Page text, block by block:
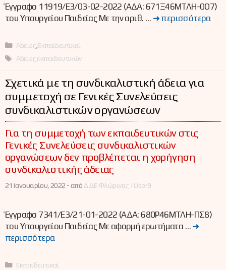
Έγγραφο 11919/Ε3/03-02-2022 (ΑΔΑ: 671Ξ46ΜΤΛΗ-0Ο7)
του Υπουργείου Παιδείας Με την αριθ. … ➜ περισσότερα
Κατηγορίες
Άδειες Εκπαιδευτικοί
Ετικέτες
Άδειες εκπαιδευτικών
Σχετικά με τη συνδικαλιστική άδεια για
συμμετοχή σε Γενικές Συνελεύσεις
συνδικαλιστικών οργανώσεων
Για τη συμμετοχή των εκπαιδευτικών στις
Γενικές Συνελεύσεις συνδικαλιστικών
οργανώσεων δεν προβλέπεται η χορήγηση
συνδικαλιστικής άδειας
21 Ιανουαρίου, 2022 -απόΔΔΕ Φλώρινας | User9
Έγγραφο 7341/Ε3/21-01-2022 (ΑΔΑ: 680Ρ46ΜΤΛΗ-ΠΣ8)
του Υπουργείου Παιδείας Με αφορμή ερωτήματα … ➜
περισσότερα
Κατηγορίες
Εκπαιδευτικοί